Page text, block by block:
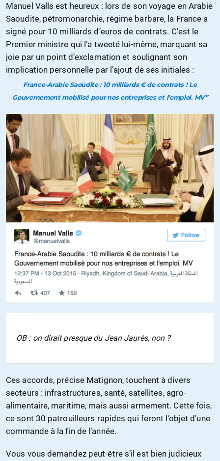
Manuel Valls est heureux : lors de son voyage en Arabie
Saoudite, pétromonarchie, régime barbare, la France a
signé pour 10 milliards d’euros de contrats. C’est le
Premier ministre qui l’a tweeté lui-même, marquant sa
joie par un point d’exclamation et soulignant son
implication personnelle par l’ajout de ses initiales :
France-Arabie Saoudite : 10 milliards € de contrats ! Le
Gouvernement mobilisé pour nos entreprises et l’emploi. MV”
OB : on dirait presque du Jean Jaurès, non ?
Ces accords, précise Matignon, touchent à divers
secteurs : infrastructures, santé, satellites, agro-
alimentaire, maritime, mais aussi armement. Cette fois,
ce sont 30 patrouilleurs rapides qui feront l’objet d’une
commande à la fin de l’année.
Vous vous demandez peut-être s’il est bien judicieux